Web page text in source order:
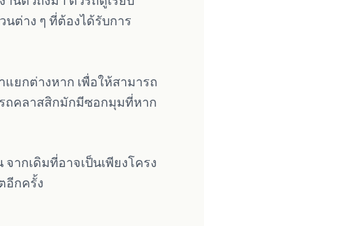
ต่าง ๆ ที่ต้องได้รับการ
ยกต่างหาก เพื่อให้สามารถ
ถคลาสสิกมักมีซอกมุมที่หาก
ากเดิมที่อาจเป็นเพียงโครง
อีกครั้ง